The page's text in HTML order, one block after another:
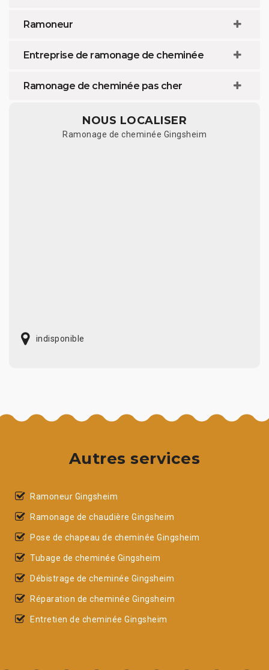
Ramoneur
Entreprise de ramonage de cheminée
Ramonage de cheminée pas cher
NOUS LOCALISER
Ramonage de cheminée Gingsheim
indisponible
Autres services
Ramoneur Gingsheim
Ramonage de chaudière Gingsheim
Pose de chapeau de cheminée Gingsheim
Tubage de cheminée Gingsheim
Débistrage de cheminée Gingsheim
Réparation de cheminée Gingsheim
Entretien de cheminée Gingsheim